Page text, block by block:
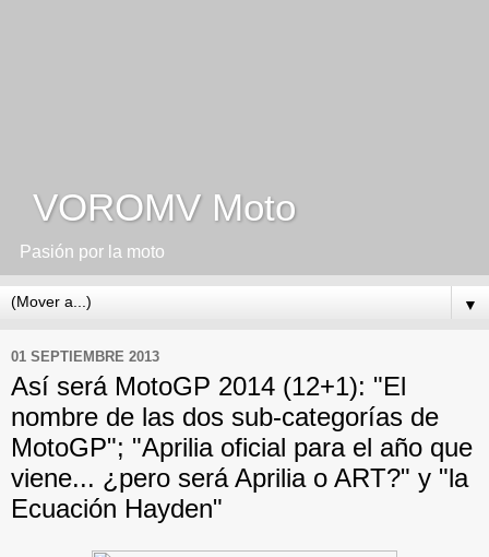
VOROMV Moto
Pasión por la moto
▼
01 SEPTIEMBRE 2013
Así será MotoGP 2014 (12+1): "El
nombre de las dos sub-categorías de
MotoGP"; "Aprilia oficial para el año que
viene... ¿pero será Aprilia o ART?" y "la
Ecuación Hayden"